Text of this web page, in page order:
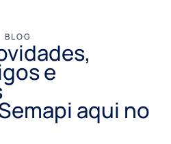
BLOG
e
aqui no